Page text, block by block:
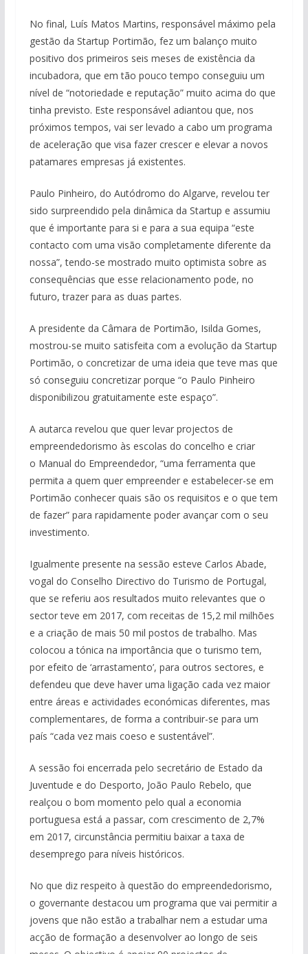
No final, Luís Matos Martins, responsável máximo pela
gestão da Startup Portimão, fez um balanço muito
positivo dos primeiros seis meses de existência da
incubadora, que em tão pouco tempo conseguiu um
nível de “notoriedade e reputação” muito acima do que
tinha previsto. Este responsável adiantou que, nos
próximos tempos, vai ser levado a cabo um programa
de aceleração que visa fazer crescer e elevar a novos
patamares empresas já existentes.
Paulo Pinheiro, do Autódromo do Algarve, revelou ter
sido surpreendido pela dinâmica da Startup e assumiu
que é importante para si e para a sua equipa “este
contacto com uma visão completamente diferente da
nossa”, tendo-se mostrado muito optimista sobre as
consequências que esse relacionamento pode, no
futuro, trazer para as duas partes.
A presidente da Câmara de Portimão, Isilda Gomes,
mostrou-se muito satisfeita com a evolução da Startup
Portimão, o concretizar de uma ideia que teve mas que
só conseguiu concretizar porque “o Paulo Pinheiro
disponibilizou gratuitamente este espaço”.
A autarca revelou que quer levar projectos de
empreendedorismo às escolas do concelho e criar
o Manual do Empreendedor, “uma ferramenta que
permita a quem quer empreender e estabelecer-se em
Portimão conhecer quais são os requisitos e o que tem
de fazer” para rapidamente poder avançar com o seu
investimento.
Igualmente presente na sessão esteve Carlos Abade,
vogal do Conselho Directivo do Turismo de Portugal,
que se referiu aos resultados muito relevantes que o
sector teve em 2017, com receitas de 15,2 mil milhões
e a criação de mais 50 mil postos de trabalho. Mas
colocou a tónica na importância que o turismo tem,
por efeito de ‘arrastamento’, para outros sectores, e
defendeu que deve haver uma ligação cada vez maior
entre áreas e actividades económicas diferentes, mas
complementares, de forma a contribuir-se para um
país “cada vez mais coeso e sustentável”.
A sessão foi encerrada pelo secretário de Estado da
Juventude e do Desporto, João Paulo Rebelo, que
realçou o bom momento pelo qual a economia
portuguesa está a passar, com crescimento de 2,7%
em 2017, circunstância permitiu baixar a taxa de
desemprego para níveis históricos.
No que diz respeito à questão do empreendedorismo,
o governante destacou um programa que vai permitir a
jovens que não estão a trabalhar nem a estudar uma
acção de formação a desenvolver ao longo de seis